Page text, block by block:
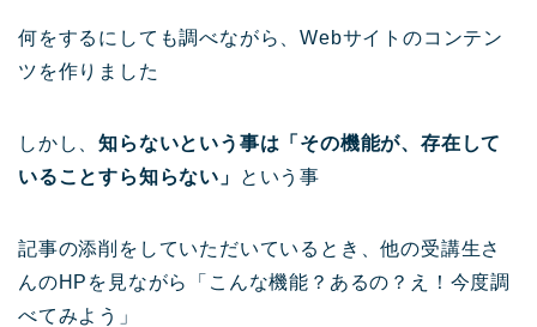
何をするにしても調べながら、Webサイトのコンテン
ツを作りました
しかし、知らないという事は「その機能が、存在して
いることすら知らない」
という事
記事の添削をしていただいているとき、他の受講生さ
んのHPを見ながら「こんな機能？あるの？え！今度調
べてみよう」